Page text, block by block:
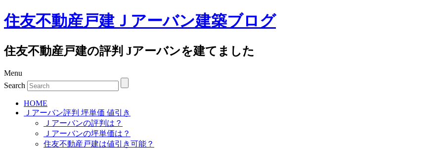
住友不動産戸建Ｊアーバン建築ブログ
住友不動産戸建の評判 Jアーバンを建てました
Menu
Search
HOME
Ｊアーバン評判 坪単価 値引き
Ｊアーバンの評判は？
Ｊアーバンの坪単価は？
住友不動産戸建は値引き可能？